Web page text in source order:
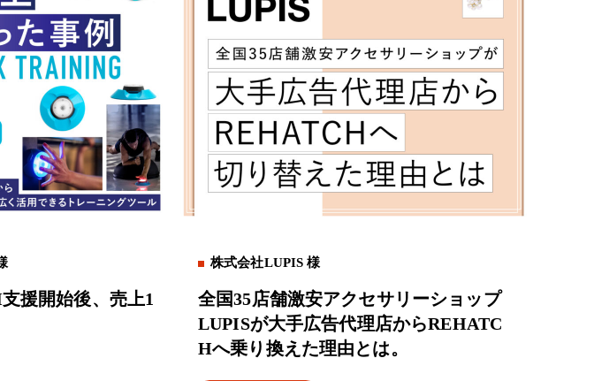
援開始後、売上1
株式会社LUPIS 様
全国35店舗激安アクセサリーショップ
LUPISが大手広告代理店からREHATC
Hへ乗り換えた理由とは。